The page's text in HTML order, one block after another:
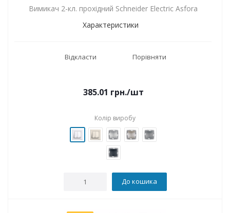
Вимикач 2-кл. прохідний Schneider Electric Asfora
Характеристики
Відкласти Порівняти
385.01 грн./шт
Колір виробу
До кошика